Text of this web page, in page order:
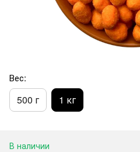
Вес:
500 г 1 кг
В наличии